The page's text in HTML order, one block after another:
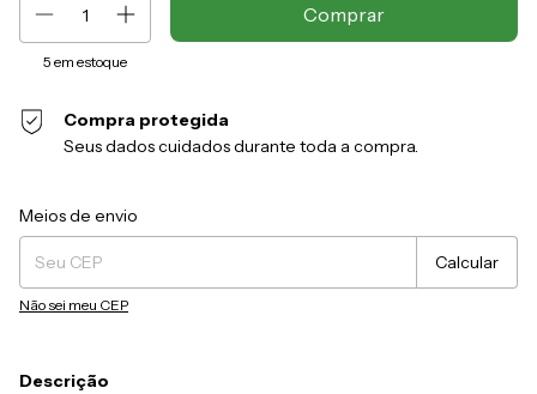
5 em estoque
Compra protegida
Seus dados cuidados durante toda a compra.
Entregas para o CEP:
Meios de envio
Calcular
Não sei meu CEP
Descrição